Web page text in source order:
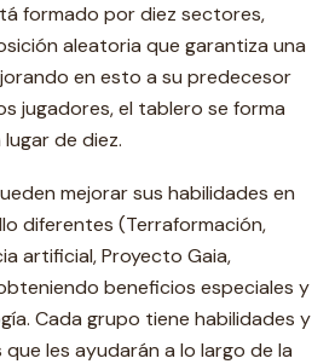
formado por diez sectores,
aleatoria que garantiza una
en esto a su predecesor
jugadores, el tablero se forma
de diez.
mejorar sus habilidades en
diferentes (Terraformación,
artificial, Proyecto Gaia,
beneficios especiales y
Cada grupo tiene habilidades y
les ayudarán a lo largo de la